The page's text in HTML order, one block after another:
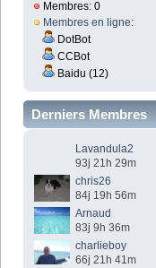
Membres: 0
Membres en ligne:
DotBot
CCBot
Baidu (12)
Derniers Membres
Lavandula2
93j 21h 29m
chris26
84j 19h 56m
Arnaud
83j 9h 36m
charlieboy
66j 21h 41m